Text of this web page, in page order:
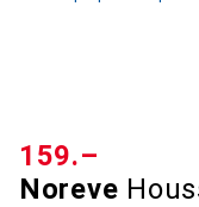
Noreve
CHF
159.–